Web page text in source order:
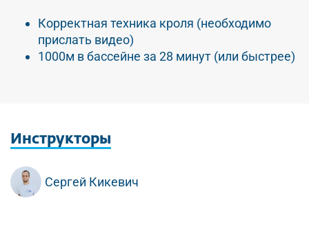
Корректная техника кроля (необходимо
прислать видео)
1000м в бассейне за 28 минут (или быстрее)
Инструкторы
Сергей Кикевич